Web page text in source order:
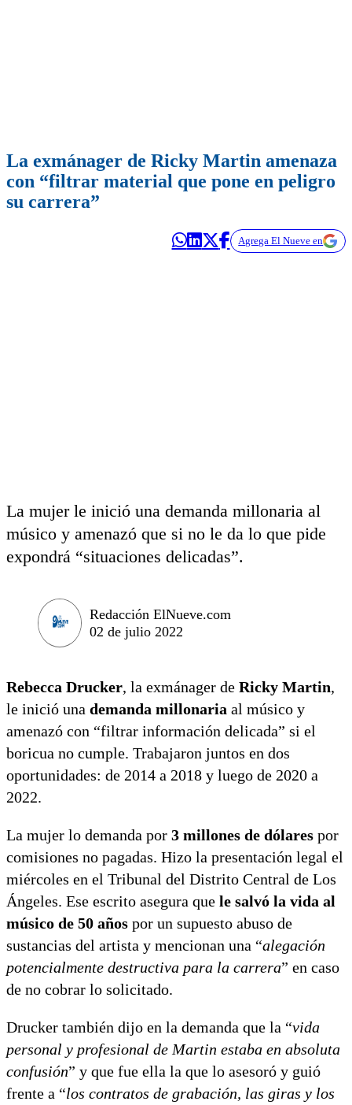
La exmánager de Ricky Martin amenaza
con “filtrar material que pone en peligro
su carrera”
Agrega El Nueve en
La mujer le inició una demanda millonaria al
músico y amenazó que si no le da lo que pide
expondrá “situaciones delicadas”.
Redacción ElNueve.com
02 de julio 2022
Rebecca Drucker, la exmánager de Ricky Martin,
le inició una demanda millonaria al músico y
amenazó con “filtrar información delicada” si el
boricua no cumple. Trabajaron juntos en dos
oportunidades: de 2014 a 2018 y luego de 2020 a
2022.
La mujer lo demanda por 3 millones de dólares por
comisiones no pagadas. Hizo la presentación legal el
miércoles en el Tribunal del Distrito Central de Los
Ángeles. Ese escrito asegura que le salvó la vida al
músico de 50 años por un supuesto abuso de
sustancias del artista y mencionan una “alegación
potencialmente destructiva para la carrera” en caso
de no cobrar lo solicitado.
Drucker también dijo en la demanda que la “vida
personal y profesional de Martin estaba en absoluta
confusión” y que fue ella la que lo asesoró y guió
frente a “los contratos de grabación, las giras y los